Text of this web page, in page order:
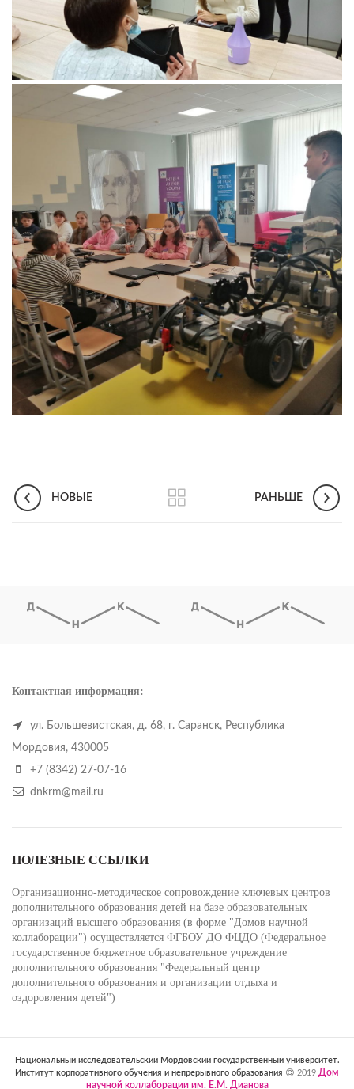
НОВЫЕ РАНЬШЕ
Контактная информация:
ул. Большевистская, д. 68, г. Саранск, Республика
Мордовия, 430005
+7 (8342) 27-07-16
dnkrm@mail.ru
ПОЛЕЗНЫЕ ССЫЛКИ
Организационно-методическое сопровождение ключевых центров
дополнительного образования детей на базе образовательных
организаций высшего образования (в форме "Домов научной
коллаборации") осуществляется ФГБОУ ДО ФЦДО (Федеральное
государственное бюджетное образовательное учреждение
дополнительного образования "Федеральный центр
дополнительного образования и организации отдыха и
оздоровления детей")
Национальный исследовательский Мордовский государственный университет.
Институт корпоративного обучения и непрерывного образования
2019 Дом
научной коллаборации им. Е.М. Дианова